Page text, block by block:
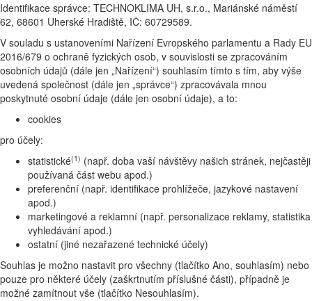
Identifikace správce: TECHNOKLIMA UH, s.r.o., Mariánské náměstí
62, 68601 Uherské Hradiště, IČ: 60729589.
V souladu s ustanoveními Nařízení Evropského parlamentu a Rady EU
2016/679 o ochraně fyzických osob, v souvislosti se zpracováním
osobních údajů (dále jen „Nařízení“) souhlasím tímto s tím, aby výše
uvedená společnost (dále jen „správce“) zpracovávala mnou
poskytnuté osobní údaje (dále jen osobní údaje), a to:
cookies
pro účely:
statistické(1) (např. doba vaší návštěvy našich stránek, nejčastěji
používaná část webu apod.)
preferenční (např. identifikace prohlížeče, jazykové nastavení
apod.)
marketingové a reklamní (např. personalizace reklamy, statistika
vyhledávání apod.)
ostatní (jiné nezařazené technické účely)
Souhlas je možno nastavit pro všechny (tlačítko Ano, souhlasím) nebo
pouze pro některé účely (zaškrtnutím příslušné části), případně je
možné zamítnout vše (tlačítko Nesouhlasím).